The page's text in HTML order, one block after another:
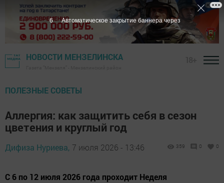
НОВОСТИ МЕНЗЕЛИНСКА
ПОЛЕЗНЫЕ СОВЕТЫ
Аллергия: как защитить себя в сезон
цветения и круглый год
Дифиза Нуриева, 7 июля 2026 - 13:46 359 0 0
С 6 по 12 июля 2026 года проходит Неделя
5 Автоматическое закрытие баннера через